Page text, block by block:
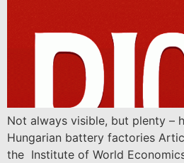
Not always visible, but plenty –
Hungarian battery factories
the Institute of World